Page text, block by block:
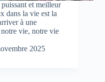
et meilleur
dans la vie est la
à une
vie, notre vie
2025